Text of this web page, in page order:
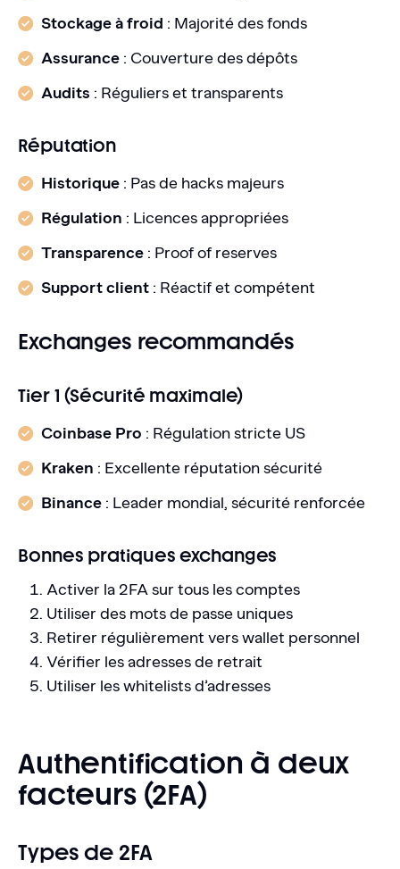
Stockage à froid : Majorité des fonds
Assurance : Couverture des dépôts
Audits : Réguliers et transparents
Réputation
Historique : Pas de hacks majeurs
Régulation : Licences appropriées
Transparence : Proof of reserves
Support client : Réactif et compétent
Exchanges recommandés
Tier 1 (Sécurité maximale)
Coinbase Pro : Régulation stricte US
Kraken : Excellente réputation sécurité
Binance : Leader mondial, sécurité renforcée
Bonnes pratiques exchanges
Activer la 2FA sur tous les comptes
Utiliser des mots de passe uniques
Retirer régulièrement vers wallet personnel
Vérifier les adresses de retrait
Utiliser les whitelists d’adresses
Authentification à deux
facteurs (2FA)
Types de 2FA